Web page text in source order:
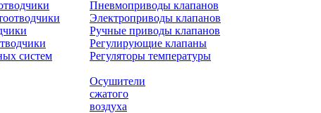
систем
Пневмоприводы клапанов
Электроприводы клапанов
Ручные приводы клапанов
Регулирующие клапаны
Регуляторы температуры
Осушители
сжатого
воздуха